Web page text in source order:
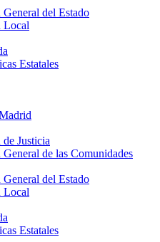
del Estado
Local
Estatales
Justicia
de las Comunidades
del Estado
Local
Estatales